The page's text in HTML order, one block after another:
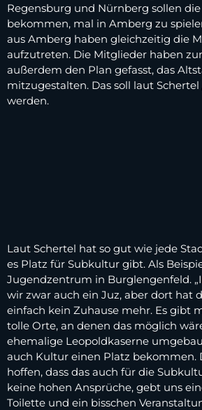
Regensburg und Nürnberg sollen
bekommen, mal in Amberg zu
aus Amberg haben gleichzeitig die
aufzutreten. Die Mitglieder haben
außerdem den Plan gefasst, das
mitzugestalten. Das soll laut Schertel
werden.
Laut Schertel hat so gut wie jede
es Platz für Subkultur gibt. Als
Jugendzentrum in Burglengenfeld.
wir zwar auch ein Juz, aber dort hat
einfach kein Zuhause mehr. Es gibt
tolle Orte, an denen das möglich
ehemalige Leopoldkaserne
auch Kultur einen Platz bekommen.
hoffen, dass das auch für die
keine hohen Ansprüche, gebt uns
Toilette und ein bisschen